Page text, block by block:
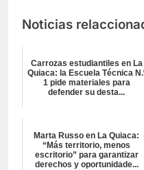
Noticias
Carrozas estudiantiles en La
Quiaca: la Escuela Técnica
1 pide materiales para
defender su desta...
Marta Russo en La Quiaca:
“Más territorio, menos
escritorio” para garantizar
derechos y oportunidade...